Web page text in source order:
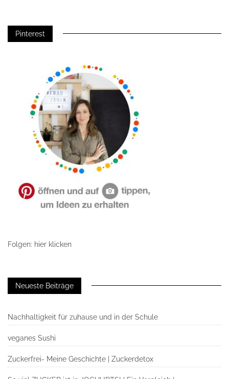
Pinterest
Folgen: hier klicken
Neueste Beiträge
Nachhaltigkeit für zuhause und in der Schule
veganes Sushi
Zuckerfrei- Meine Geschichte | Zuckerdetox